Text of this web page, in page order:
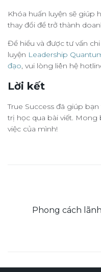
Khóa huấn luyện sẽ giúp
thay đổi để trở thành
Để hiểu và được tư vấn
luyện Leadership
đạo, vui lòng liên hệ
Lời kết
True Success đã giúp
trị học qua bài viết.
việc của mình!
Phong cách